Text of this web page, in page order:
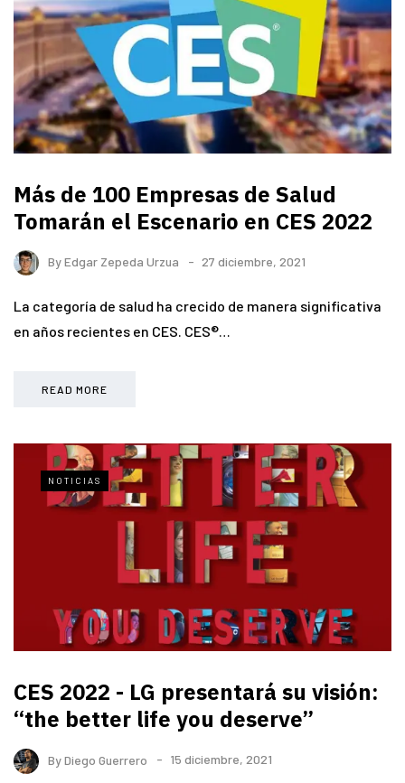
Más de 100 Empresas de Salud
Tomarán el Escenario en CES 2022
ByEdgar Zepeda Urzua 27 diciembre, 2021
La categoría de salud ha crecido de manera significativa
en años recientes en CES. CES®…
READ MORE
NOTICIAS
CES 2022 - LG presentará su visión:
“the better life you deserve”
ByDiego Guerrero 15 diciembre, 2021